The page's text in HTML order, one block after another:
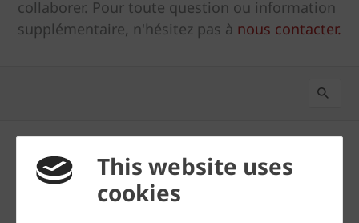
This website uses
cookies
collaborer. Pour toute question ou information
supplémentaire, n'hésitez pas à nous contacter.
0Résultats